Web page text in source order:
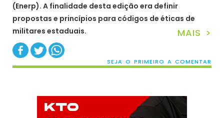
(Enerp). A finalidade desta edição era definir
propostas e princípios para códigos de éticas de
militares estaduais.
MAIS >
SEJA O PRIMEIRO A COMENTAR